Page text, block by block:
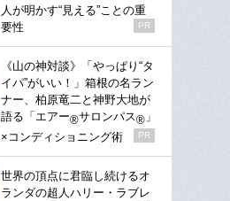
人が明かす“見える”ことの重
要性
PR
《山の神対談》「やっぱり“タ
イパ”がいい！」箱根の名ラン
ナー、柏原竜二と神野大地が
語る「エアー®サロンパス® 」
×コンディショニング術
PR
世界の頂点に君臨し続けるオ
ランダの超人ハリー・ラブレ